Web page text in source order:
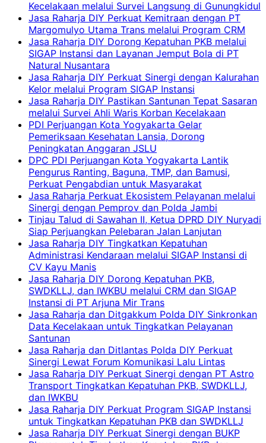
Kecelakaan melalui Survei Langsung di Gunungkidul
Jasa Raharja DIY Perkuat Kemitraan dengan PT
Margomulyo Utama Trans melalui Program CRM
Jasa Raharja DIY Dorong Kepatuhan PKB melalui
SIGAP Instansi dan Layanan Jemput Bola di PT
Natural Nusantara
Jasa Raharja DIY Perkuat Sinergi dengan Kalurahan
Kelor melalui Program SIGAP Instansi
Jasa Raharja DIY Pastikan Santunan Tepat Sasaran
melalui Survei Ahli Waris Korban Kecelakaan
PDI Perjuangan Kota Yogyakarta Gelar
Pemeriksaan Kesehatan Lansia, Dorong
Peningkatan Anggaran JSLU
DPC PDI Perjuangan Kota Yogyakarta Lantik
Pengurus Ranting, Baguna, TMP, dan Bamusi,
Perkuat Pengabdian untuk Masyarakat
Jasa Raharja Perkuat Ekosistem Pelayanan melalui
Sinergi dengan Pemprov dan Polda Jambi
Tinjau Talud di Sawahan II, Ketua DPRD DIY Nuryadi
Siap Perjuangkan Pelebaran Jalan Lanjutan
Jasa Raharja DIY Tingkatkan Kepatuhan
Administrasi Kendaraan melalui SIGAP Instansi di
CV Kayu Manis
Jasa Raharja DIY Dorong Kepatuhan PKB,
SWDKLLJ, dan IWKBU melalui CRM dan SIGAP
Instansi di PT Arjuna Mir Trans
Jasa Raharja dan Ditgakkum Polda DIY Sinkronkan
Data Kecelakaan untuk Tingkatkan Pelayanan
Santunan
Jasa Raharja dan Ditlantas Polda DIY Perkuat
Sinergi Lewat Forum Komunikasi Lalu Lintas
Jasa Raharja DIY Perkuat Sinergi dengan PT Astro
Transport Tingkatkan Kepatuhan PKB, SWDKLLJ,
dan IWKBU
Jasa Raharja DIY Perkuat Program SIGAP Instansi
untuk Tingkatkan Kepatuhan PKB dan SWDKLLJ
Jasa Raharja DIY Perkuat Sinergi dengan BUKP